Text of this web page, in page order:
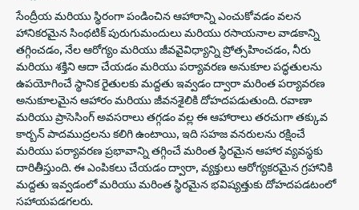
సేంద్రీయ మరియు స్థిరంగా పండించిన ఆహారాన్ని ఎంచుకోవడం వలన
హానికరమైన సింథటిక్ పురుగుమందులు మరియు రసాయనాల వాడకాన్ని
తగ్గించడం, నేల ఆరోగ్యం మరియు జీవవైవిధ్యాన్ని ప్రోత్సహించడం, నీరు
మరియు శక్తిని ఆదా చేయడం మరియు పర్యావరణ అనుకూల పద్ధతులను
ఉపయోగించే స్థానిక రైతులకు మద్దతు ఇవ్వడం ద్వారా మరింత పర్యావరణ
అనుకూలమైన ఆహారం మరియు జీవనశైలికి దోహదపడుతుంది. రవాణా
మరియు ప్రాసెసింగ్ అవసరాలు తగ్గడం వల్ల ఈ ఆహారాలు తరచుగా తక్కువ
కార్బన్ పాదముద్రలను కలిగి ఉంటాయి, ఇది సహజ వనరులను రక్షించే
మరియు పర్యావరణ ప్రభావాన్ని తగ్గించే మరింత స్థిరమైన ఆహార వ్యవస్థకు
దారితీస్తుంది. ఈ ఎంపికలు చేయడం ద్వారా, వ్యక్తులు ఆరోగ్యకరమైన గ్రహానికి
మద్దతు ఇవ్వడంలో మరియు మరింత స్థిరమైన భవిష్యత్తుకు దోహదపడటంలో
సహాయపడగలరు.